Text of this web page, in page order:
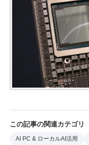
この記事の関連カテゴリ
AI PC & ローカルAI活用